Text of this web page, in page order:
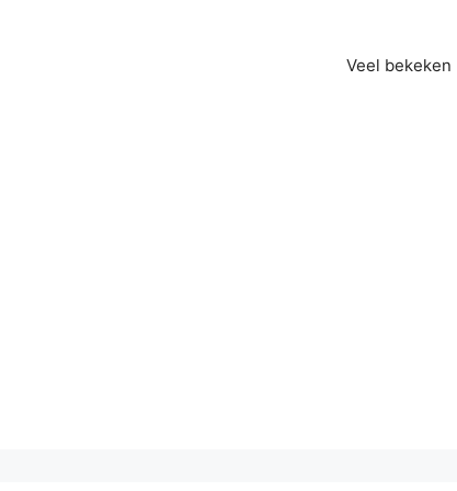
Veel bekeken